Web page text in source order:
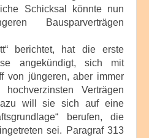
Schicksal könnte nun
Bausparverträgen
berichtet, hat die erste
angekündigt, sich mit
von jüngeren, aber immer
Verträgen
will sie sich auf eine
berufen, die
sei. Paragraf 313